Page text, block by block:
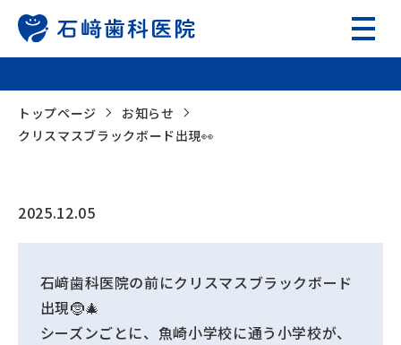
クリスマスブラックボード出現👀
トップページ
お知らせ
クリスマスブラックボード出現👀
2025.12.05
石﨑歯科医院の前にクリスマスブラックボード
出現🤶🎄
シーズンごとに、魚崎小学校に通う小学校が、